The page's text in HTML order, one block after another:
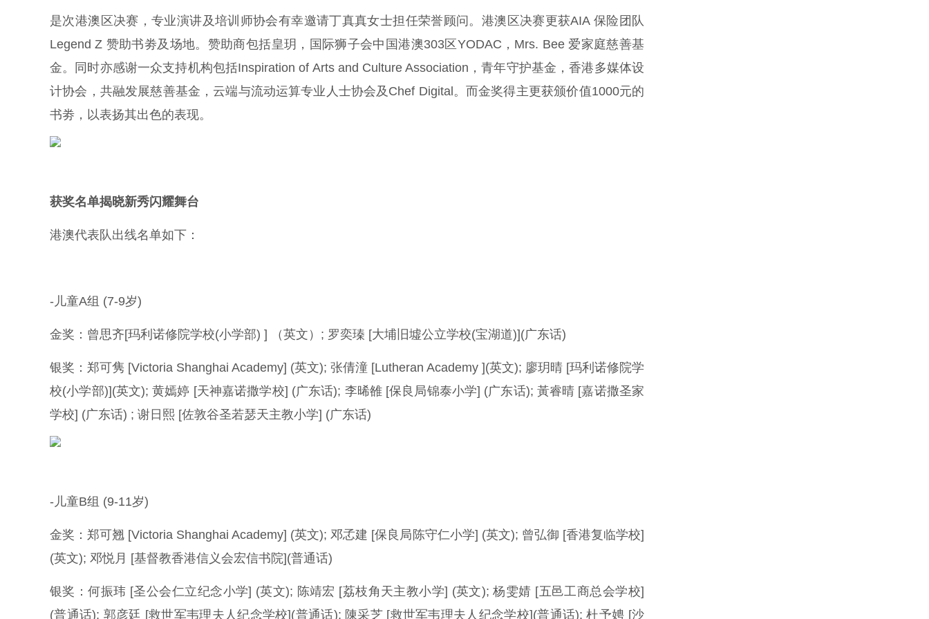
是次港澳区决赛，专业演讲及培训师协会有幸邀请丁真真女士担任荣誉顾问。港澳区决赛更获AIA 保险团队
Legend Z 赞助书劵及场地。赞助商包括皇玥，国际狮子会中国港澳303区YODAC，Mrs. Bee 爱家庭慈善基
金。同时亦感谢一众支持机构包括Inspiration of Arts and Culture Association，青年守护基金，香港多媒体设
计协会，共融发展慈善基金，云端与流动运算专业人士协会及Chef Digital。而金奖得主更获颁价值1000元的
书劵，以表扬其出色的表现。
获奖名单揭晓新秀闪耀舞台
港澳代表队出线名单如下：
-儿童A组 (7-9岁)
金奖：曾思齐[玛利诺修院学校(小学部) ] （英文）; 罗奕瑧 [大埔旧墟公立学校(宝湖道)](广东话)
银奖：郑可隽 [Victoria Shanghai Academy] (英文); 张倩潼 [Lutheran Academy ](英文); 廖玥晴 [玛利诺修院学
校(小学部)](英文); 黄嫣婷 [天神嘉诺撒学校] (广东话); 李晞雒 [保良局锦泰小学] (广东话); 黃睿晴 [嘉诺撒圣家
学校] (广东话) ; 谢日熙 [佐敦谷圣若瑟天主教小学] (广东话)
-儿童B组 (9-11岁)
金奖：郑可翘 [Victoria Shanghai Academy] (英文); 邓孞建 [保良局陈守仁小学] (英文); 曾弘御 [香港复临学校]
(英文); 邓悦月 [基督教香港信义会宏信书院](普通话)
银奖：何振玮 [圣公会仁立纪念小学] (英文); 陈靖宏 [荔枝角天主教小学] (英文); 杨雯婧 [五邑工商总会学校]
(普通话); 郭彦廷 [救世军韦理夫人纪念学校](普通话); 陳采芝 [救世军韦理夫人纪念学校](普通话); 杜予娉 [沙